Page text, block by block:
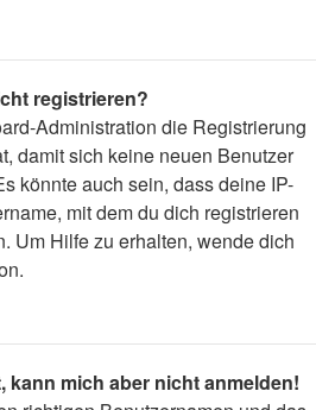
registrieren?
Administration die Registrierung
damit sich keine neuen Benutzer
könnte auch sein, dass deine IP-
mit dem du dich registrieren
Um Hilfe zu erhalten, wende dich
kann mich aber nicht anmelden!